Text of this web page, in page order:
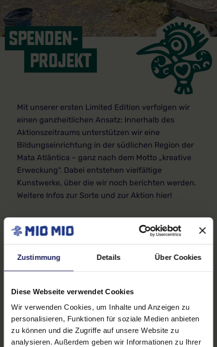
Zustimmung Details Über Cookies
Diese Webseite verwendet Cookies
Wir verwenden Cookies, um Inhalte und Anzeigen zu
personalisieren, Funktionen für soziale Medien anbieten
zu können und die Zugriffe auf unsere Website zu
analysieren. Außerdem geben wir Informationen zu Ihrer
SPENDEN-
PROJEKT
Mit unserer ersten Limited Edition verfolgen wir
einen ganzheitlichen Ansatz: Innerhalb des
Aktionszeitraums unterstützen wir eine
Bildungseinrichtung in der südlichen Region der
Mata Atlântica – ganz nach dem Motto „kreative
Erweckung“. Dabei entstehen vielfältige
Kunstwerke, über die wir noch berichten werden.
Weitere Infos zur Sorte und zur Aktion hier!
Mio Mio Green Mate –
So schmeckt erweckt.
Wir freuen wir uns mit
der Mio Mio Green Mate
Passionfruit nicht nur
den Facettenreichtum